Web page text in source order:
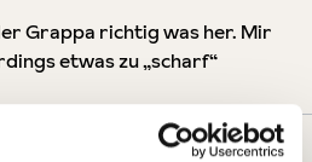
Grappa richtig was her. Mir
etwas zu „scharf“